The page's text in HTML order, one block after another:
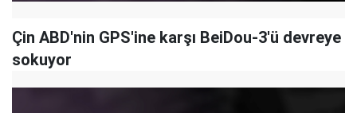
Çin ABD'nin GPS'ine karşı BeiDou-3'ü devreye
sokuyor